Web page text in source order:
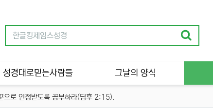
성경대로믿는사람들 그날의 양식
으로 인정받도록 공부하라(딤후 2:15).